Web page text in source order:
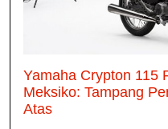
Yamaha Crypton 115
Meksiko: Tampang
Atas